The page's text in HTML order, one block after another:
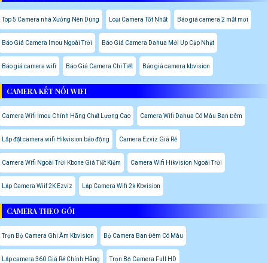
Top 5 Camera nhà Xưởng Nên Dùng Loại Camera Tốt Nhất Báo giá camera 2 mắt mơi
Báo Giá Camera Imou Ngoài Trời Báo Giá Camera Dahua Mới Up Cập Nhật
Báo giá camera wifi Báo Giá Camera Chi Tiết Báo giá camera kbvision
CAMERA KẾT NỐI WIFI
Camera Wifi Imou Chính Hãng Chất Lượng Cao Camera Wifi Dahua Có Màu Ban Đêm
Lắp đặt camera wifi Hikvision báo động Camera Ezviz Giá Rẻ
Camera Wifi Ngoài Trời Kbone Giá Tiết Kiệm Camera Wifi Hikvision Ngoài Trời
Lắp Camera Wiif 2K Ezviz Lắp Camera Wifi 2k Kbvision
CAMERA THEO GÓI
Trọn Bộ Camera Ghi Âm Kbvision Bộ Camera Ban Đêm Có Màu
Lắp camera 360 Giá Rẻ Chính Hãng Trọn Bộ Camera Full HD